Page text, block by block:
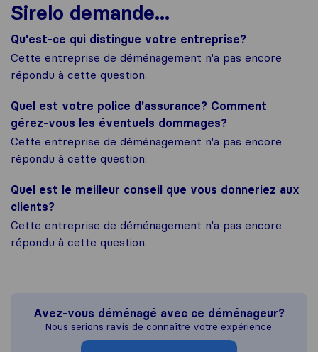
Sirelo demande...
Qu'est-ce qui distingue votre entreprise?
Cette entreprise de déménagement n'a pas encore
répondu à cette question.
Quel est votre police d'assurance? Comment
gérez-vous les éventuels dommages?
Cette entreprise de déménagement n'a pas encore
répondu à cette question.
Quel est le meilleur conseil que vous donneriez aux
clients?
Cette entreprise de déménagement n'a pas encore
répondu à cette question.
Avez-vous déménagé avec ce déménageur?
Nous serions ravis de connaître votre expérience.